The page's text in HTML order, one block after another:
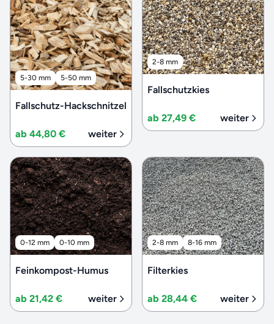
5-30 mm 5-50 mm
Fallschutz-Hackschnitzel
ab 44,80 € weiter
2-8 mm
Fallschutzkies
ab 27,49 € weiter
0-12 mm 0-10 mm
Feinkompost-Humus
ab 21,42 € weiter
2-8 mm 8-16 mm
Filterkies
ab 28,44 € weiter